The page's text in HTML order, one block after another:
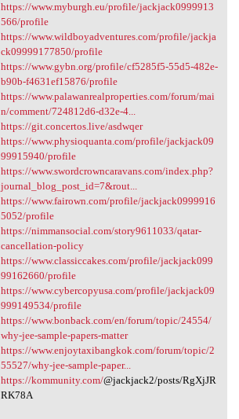
https://www.myburgh.eu/profile/jackjack0999913
566/profile
https://www.wildboyadventures.com/profile/jackja
ck09999177850/profile
https://www.gybn.org/profile/cf5285f5-55d5-482e-
b90b-f4631ef15876/profile
https://www.palawanrealproperties.com/forum/mai
n/comment/724812d6-d32e-4...
https://git.concertos.live/asdwqer
https://www.physioquanta.com/profile/jackjack09
99915940/profile
https://www.swordcrowncaravans.com/index.php?
journal_blog_post_id=7&rout...
https://www.fairown.com/profile/jackjack0999916
5052/profile
https://nimmansocial.com/story9611033/qatar-
cancellation-policy
https://www.classiccakes.com/profile/jackjack099
99162660/profile
https://www.cybercopyusa.com/profile/jackjack09
999149534/profile
https://www.bonback.com/en/forum/topic/24554/
why-jee-sample-papers-matter
https://www.enjoytaxibangkok.com/forum/topic/2
55527/why-jee-sample-paper...
https://kommunity.com/@jackjack2/posts/RgXjJR
RK78A